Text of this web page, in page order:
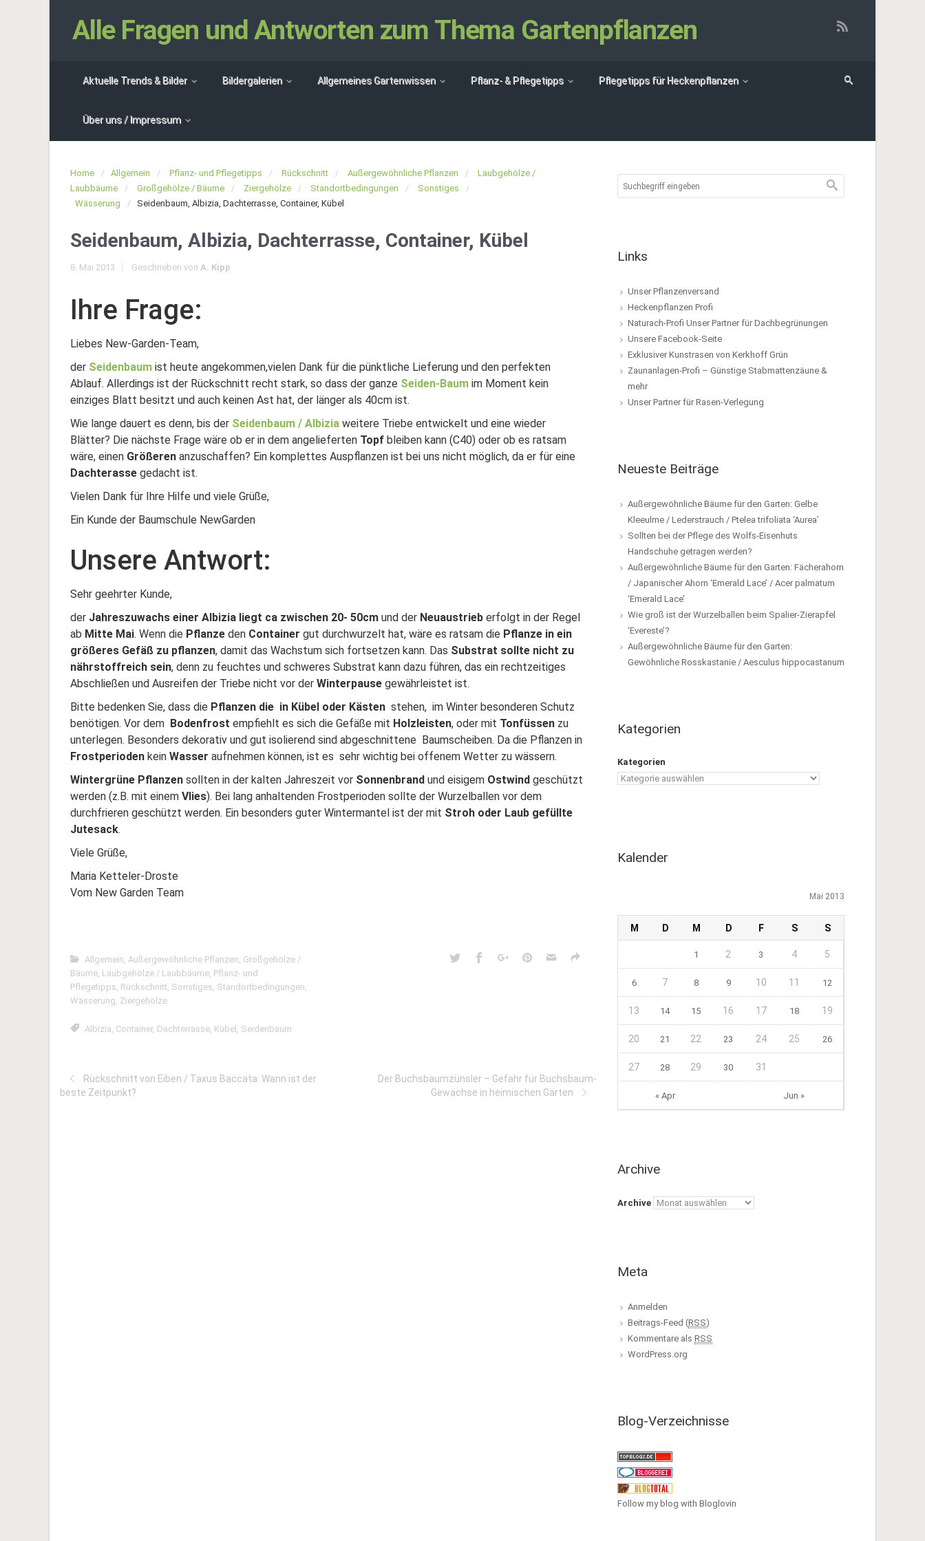
Alle Fragen und Antworten zum Thema Gartenpflanzen
Aktuelle Trends & Bilder Bildergalerien Allgemeines Gartenwissen Pflanz- & Pflegetipps Pflegetipps für Heckenpflanzen
Über uns / Impressum
Home Allgemein Pflanz- und Pflegetipps Rückschnitt Außergewöhnliche Pflanzen
Laubgehölze /
Laubbäume
Großgehölze / Bäume Ziergehölze Standortbedingungen
Sonstiges
Wässerung
Seidenbaum, Albizia, Dachterrasse, Container, Kübel
Seidenbaum, Albizia, Dachterrasse, Container, Kübel
8. Mai 2013 Geschrieben von A. Kipp
Ihre Frage:
Liebes New-Garden-Team,
der Seidenbaum ist heute angekommen,vielen Dank für die pünktliche Lieferung und den perfekten
Ablauf. Allerdings ist der Rückschnitt recht stark, so dass der ganze Seiden-Baum im Moment kein
einziges Blatt besitzt und auch keinen Ast hat, der länger als 40cm ist.
Wie lange dauert es denn, bis der Seidenbaum / Albizia weitere Triebe entwickelt und eine wieder
Blätter? Die nächste Frage wäre ob er in dem angelieferten Topf bleiben kann (C40) oder ob es ratsam
wäre, einen Größeren anzuschaffen? Ein komplettes Auspflanzen ist bei uns nicht möglich, da er für eine
Dachterasse gedacht ist.
Vielen Dank für Ihre Hilfe und viele Grüße,
Ein Kunde der Baumschule NewGarden
Unsere Antwort:
Sehr geehrter Kunde,
der Jahreszuwachs einer Albizia liegt ca zwischen 20- 50cm und der Neuaustrieb erfolgt in der Regel
ab Mitte Mai. Wenn die Pflanze den Container gut durchwurzelt hat, wäre es ratsam die Pflanze in ein
größeres Gefäß zu pflanzen, damit das Wachstum sich fortsetzen kann. Das Substrat sollte nicht zu
nährstoffreich sein, denn zu feuchtes und schweres Substrat kann dazu führen, das ein rechtzeitiges
Abschließen und Ausreifen der Triebe nicht vor der Winterpause gewährleistet ist.
Bitte bedenken Sie, dass die Pflanzen die in Kübel oder Kästen stehen, im Winter besonderen Schutz
benötigen. Vor dem Bodenfrost empfiehlt es sich die Gefäße mit Holzleisten, oder mit Tonfüssen zu
unterlegen. Besonders dekorativ und gut isolierend sind abgeschnittene Baumscheiben. Da die Pflanzen in
Frostperioden kein Wasser aufnehmen können, ist es sehr wichtig bei offenem Wetter zu wässern.
Wintergrüne Pflanzen sollten in der kalten Jahreszeit vor Sonnenbrand und eisigem Ostwind geschützt
werden (z.B. mit einem Vlies). Bei lang anhaltenden Frostperioden sollte der Wurzelballen vor dem
durchfrieren geschützt werden. Ein besonders guter Wintermantel ist der mit Stroh oder Laub gefüllte
Jutesack.
Viele Grüße,
Maria Ketteler-Droste
Vom New Garden Team
Allgemein, Außergewöhnliche Pflanzen, Großgehölze /
Bäume, Laubgehölze / Laubbäume, Pflanz- und
Pflegetipps, Rückschnitt, Sonstiges, Standortbedingungen,
Wässerung, Ziergehölze
Albizia, Container, Dachterrasse, Kübel , Seidenbaum
Rückschnitt von Eiben / Taxus Baccata: Wann ist der
beste Zeitpunkt?
Der Buchsbaumzünsler – Gefahr für Buchsbaum-
Gewächse in heimischen Gärten
Links
Unser Pflanzenversand
Heckenpflanzen Profi
Naturach-Profi Unser Partner für Dachbegrünungen
Unsere Facebook-Seite
Exklusiver Kunstrasen von Kerkhoff Grün
Zaunanlagen-Profi – Günstige Stabmattenzäune &
mehr
Unser Partner für Rasen-Verlegung
Neueste Beiträge
Außergewöhnliche Bäume für den Garten: Gelbe
Kleeulme / Lederstrauch / Ptelea trifoliata ‘Aurea’
Sollten bei der Pflege des Wolfs-Eisenhuts
Handschuhe getragen werden?
Außergewöhnliche Bäume für den Garten: Fächerahorn
/ Japanischer Ahorn ‘Emerald Lace’ / Acer palmatum
‘Emerald Lace’
Wie groß ist der Wurzelballen beim Spalier-Zierapfel
‘Evereste’?
Außergewöhnliche Bäume für den Garten:
Gewöhnliche Rosskastanie / Aesculus hippocastanum
Kategorien
Kategorien
Kalender
Mai 2013
M D M D F S S
« Apr Jun »
1 2 3 4 5
6 7 8 9 10 11 12
13 14 15 16 17 18 19
20 21 22 23 24 25 26
27 28 29 30 31
Archive
Archive
Meta
Anmelden
Beitrags-Feed (RSS)
Kommentare als RSS
WordPress.org
Blog-Verzeichnisse
Follow my blog with Bloglovin